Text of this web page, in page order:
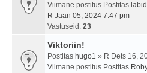
Viimane postitus Postitas
R Jaan 05, 2024 7:47 pm
Vastuseid: 23
Viktoriin!
Postitas hugo1 » R Dets 16,
Viimane postitus Postitas